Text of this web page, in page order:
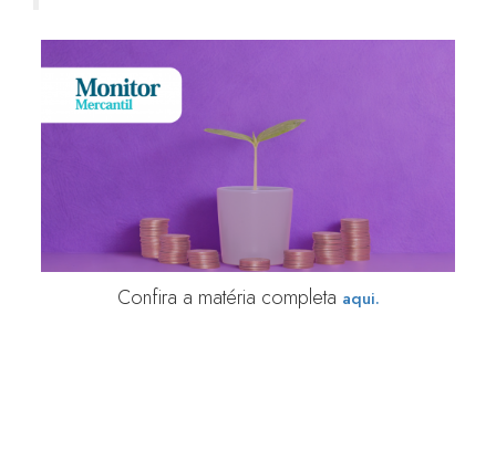
Confira a matéria completa aqui.